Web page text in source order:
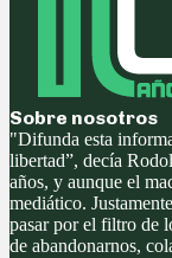
Sobre nosotros
"Difunda esta
libertad”, decía
años, y aunque el
mediático.
pasar por el filtro de
de abandonarnos,